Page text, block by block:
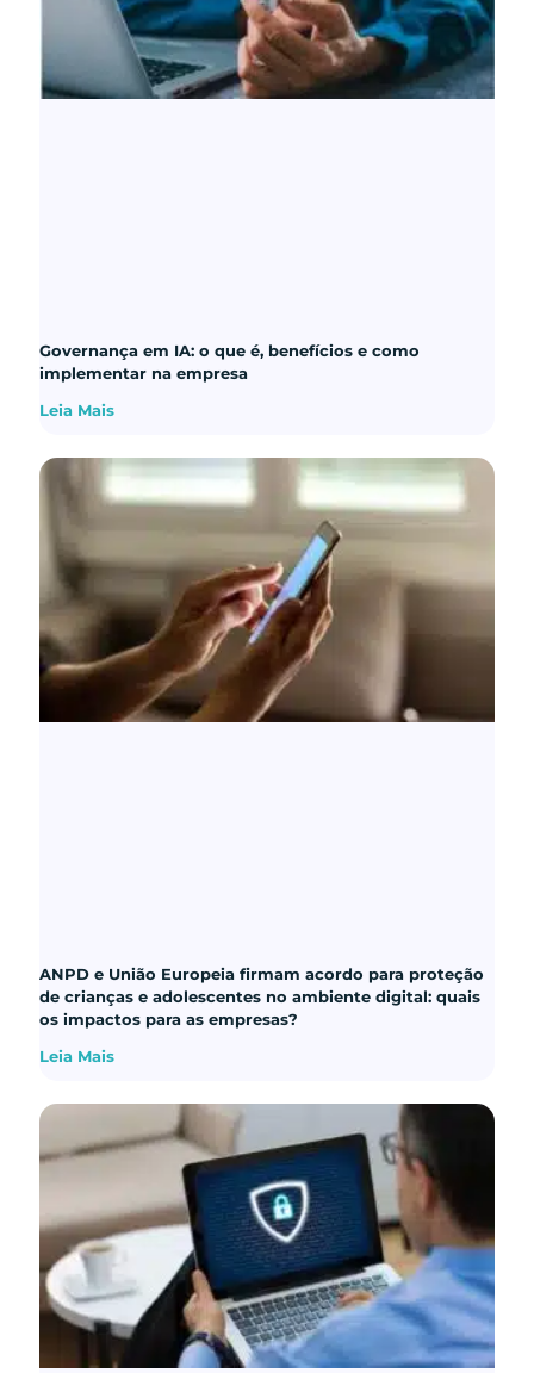
Governança em IA: o que é, benefícios e como
implementar na empresa
Leia Mais
ANPD e União Europeia firmam acordo para proteção
de crianças e adolescentes no ambiente digital: quais
os impactos para as empresas?
Leia Mais